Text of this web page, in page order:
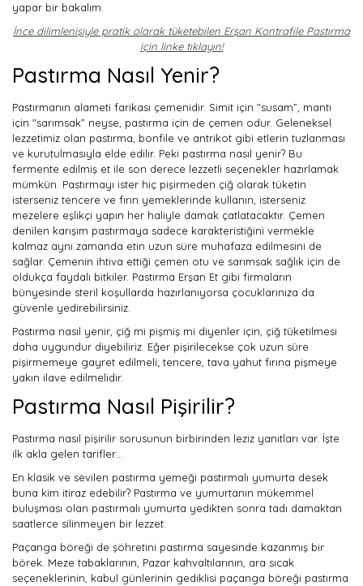
yapar bir bakalım.
İnce dilimlenişiyle pratik olarak tüketebilen Erşan Kontrafile Pastırma
için linke tıklayın!
Pastırma Nasıl Yenir?
Pastırmanın alameti farikası çemenidir. Simit için "susam”, mantı
için "sarımsak” neyse, pastırma için de çemen odur. Geleneksel
lezzetimiz olan pastırma, bonfile ve antrikot gibi etlerin tuzlanması
ve kurutulmasıyla elde edilir. Peki pastırma nasıl yenir? Bu
fermente edilmiş et ile son derece lezzetli seçenekler hazırlamak
mümkün. Pastırmayı ister hiç pişirmeden çiğ olarak tüketin
isterseniz tencere ve fırın yemeklerinde kullanın, isterseniz
mezelere eşlikçi yapın her haliyle damak çatlatacaktır. Çemen
denilen karışım pastırmaya sadece karakteristiğini vermekle
kalmaz aynı zamanda etin uzun süre muhafaza edilmesini de
sağlar. Çemenin ihtiva ettiği çemen otu ve sarımsak sağlık için de
oldukça faydalı bitkiler. Pastırma Erşan Et gibi firmaların
bünyesinde steril koşullarda hazırlanıyorsa çocuklarınıza da
güvenle yedirebilirsiniz.
Pastırma nasıl yenir, çiğ mi pişmiş mi diyenler için, çiğ tüketilmesi
daha uygundur diyebiliriz. Eğer pişirilecekse çok uzun süre
pişirmemeye gayret edilmeli; tencere, tava yahut fırına pişmeye
yakın ilave edilmelidir.
Pastırma Nasıl Pişirilir?
Pastırma nasıl pişirilir sorusunun birbirinden leziz yanıtları var. İşte
ilk akla gelen tarifler…
En klasik ve sevilen pastırma yemeği pastırmalı yumurta desek
buna kim itiraz edebilir? Pastırma ve yumurtanın mükemmel
buluşması olan pastırmalı yumurta yedikten sonra tadı damaktan
saatlerce silinmeyen bir lezzet.
Paçanga böreği de şöhretini pastırma sayesinde kazanmış bir
börek. Meze tabaklarının, Pazar kahvaltılarının, ara sıcak
seçeneklerinin, kabul günlerinin gediklisi paçanga böreği pastırma